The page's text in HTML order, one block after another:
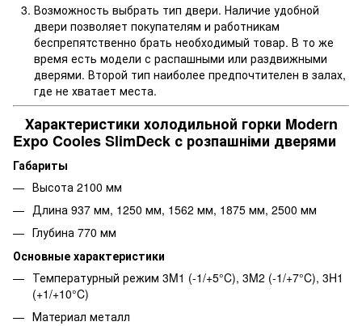
Возможность выбрать тип двери. Наличие удобной
двери позволяет покупателям и работникам
беспрепятственно брать необходимый товар. В то же
время есть модели с распашными или раздвижными
дверями. Второй тип наиболее предпочтителен в залах,
где не хватает места.
Характеристики холодильной горки Modern
Expo Cooles SlimDeck с розпашніми дверями
Габариты
Высота 2100 мм
Длина 937 мм, 1250 мм, 1562 мм, 1875 мм, 2500 мм
Глубина 770 мм
Основные характеристики
Температурный режим 3M1 (-1/+5°C), 3M2 (-1/+7°C), 3H1
(+1/+10°C)
Материал металл